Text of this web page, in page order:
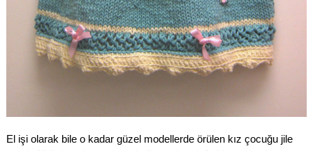
El işi olarak bile o kadar güzel modellerde örülen kız çocuğu jile